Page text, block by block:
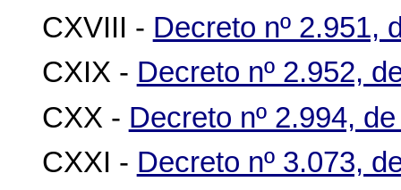
CXVIII - Decreto nº 2.951,
CXIX - Decreto nº 2.952,
CXX - Decreto nº 2.994,
CXXI - Decreto nº 3.073,